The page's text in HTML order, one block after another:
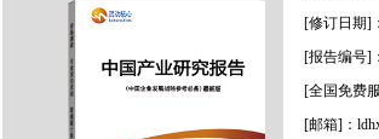
[修订日期]
[报告编号]
[全国免费
[邮箱]：